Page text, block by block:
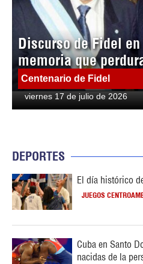
Discurso de Fidel
memoria que
Centenario de Fidel
viernes 17 de julio de 2026
DEPORTES
El día histórico
JUEGOS
Cuba en Santo
nacidas de la